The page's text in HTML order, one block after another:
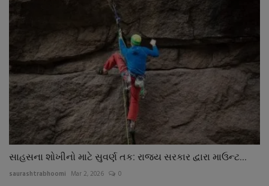
સાહસના શોખીનો માટે સુવર્ણ તક: રાજ્ય સરકાર દ્વારા માઉન્ટ...
saurashtrabhoomi Mar 2, 2026 0